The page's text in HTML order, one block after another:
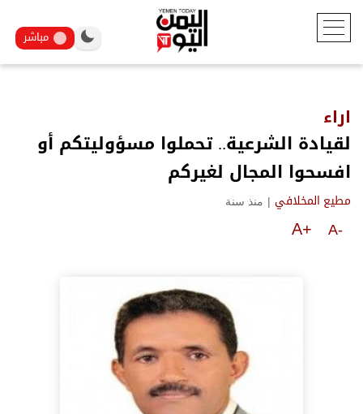
مباشر
اراء
لقيادة الشرعية.. تحملوا مسؤوليتكم أو
افسحوا المجال لغيركم
مطيع المخلافي | منذ سنة
A-
A+